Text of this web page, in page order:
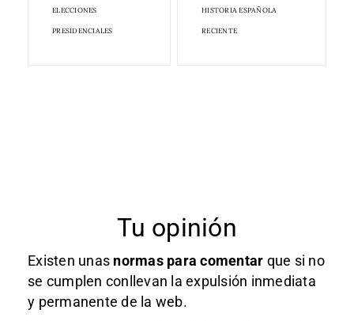
ELECCIONES
PRESIDENCIALES
HISTORIA ESPAÑOLA
RECIENTE
Tu opinión
Existen unas normas para comentar que si no
se cumplen conllevan la expulsión inmediata
y permanente de la web.